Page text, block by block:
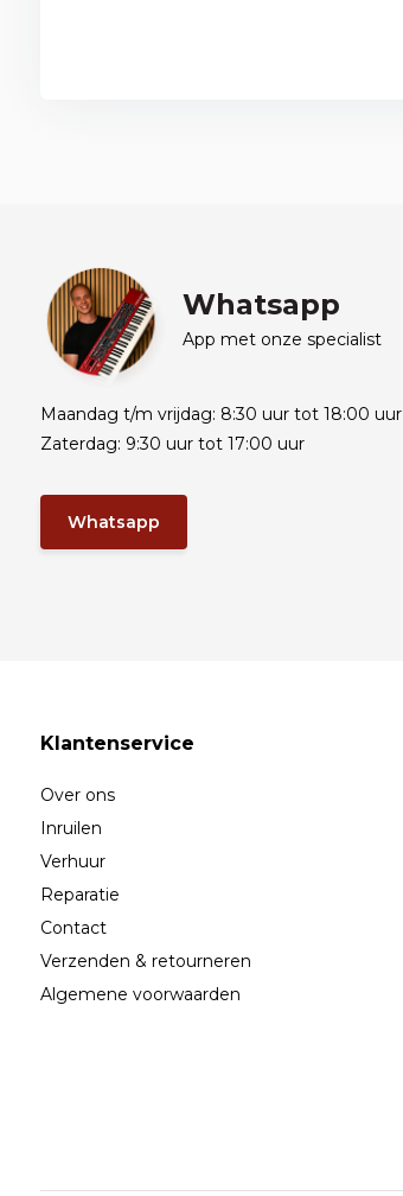
Whatsapp
App met onze specialist
Maandag t/m vrijdag: 8:30 uur tot 18:00 uur
Zaterdag: 9:30 uur tot 17:00 uur
Whatsapp
Klantenservice
Over ons
Inruilen
Verhuur
Reparatie
Contact
Verzenden & retourneren
Algemene voorwaarden